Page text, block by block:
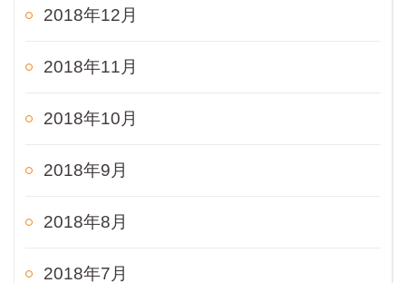
2018年12月
2018年11月
2018年10月
2018年9月
2018年8月
2018年7月